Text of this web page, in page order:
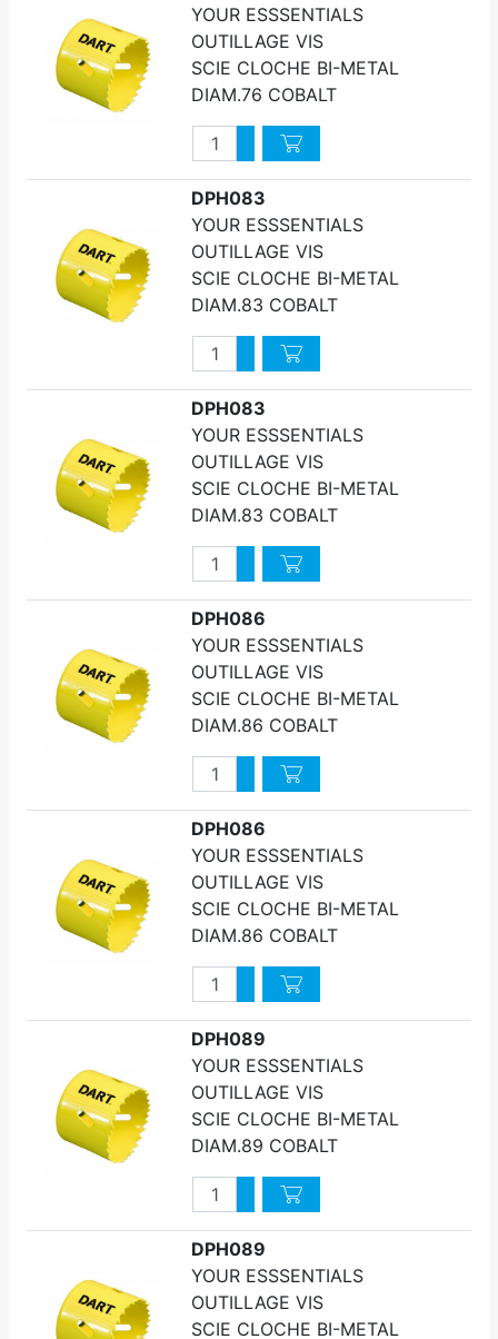
YOUR ESSSENTIALS
OUTILLAGE VIS
SCIE CLOCHE BI-METAL
DIAM.76 COBALT
QuantitéAugmenter quantité
Diminuer quantité
DPH083
YOUR ESSSENTIALS
OUTILLAGE VIS
SCIE CLOCHE BI-METAL
DIAM.83 COBALT
QuantitéAugmenter quantité
Diminuer quantité
DPH083
YOUR ESSSENTIALS
OUTILLAGE VIS
SCIE CLOCHE BI-METAL
DIAM.83 COBALT
QuantitéAugmenter quantité
Diminuer quantité
DPH086
YOUR ESSSENTIALS
OUTILLAGE VIS
SCIE CLOCHE BI-METAL
DIAM.86 COBALT
QuantitéAugmenter quantité
Diminuer quantité
DPH086
YOUR ESSSENTIALS
OUTILLAGE VIS
SCIE CLOCHE BI-METAL
DIAM.86 COBALT
QuantitéAugmenter quantité
Diminuer quantité
DPH089
YOUR ESSSENTIALS
OUTILLAGE VIS
SCIE CLOCHE BI-METAL
DIAM.89 COBALT
QuantitéAugmenter quantité
Diminuer quantité
DPH089
YOUR ESSSENTIALS
OUTILLAGE VIS
SCIE CLOCHE BI-METAL